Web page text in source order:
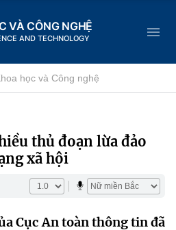
VÀ CÔNG NGHỆ
AND TECHNOLOGY
học và Công nghệ
thủ đoạn lừa đảo
xã hội
Cục An toàn thông tin đã